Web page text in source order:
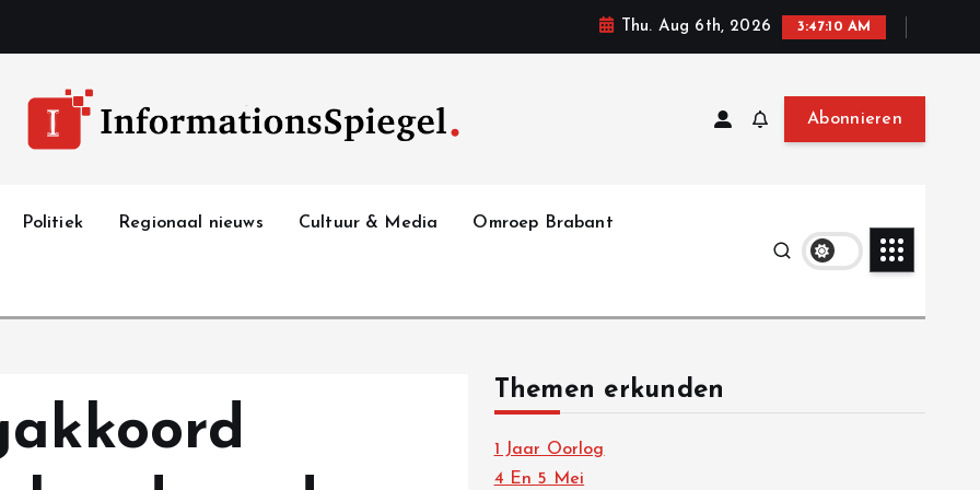
Thu. Aug 6th, 2026 3:47:11 AM
Abonnieren
Politiek Regionaal nieuws Cultuur & Media Omroep Brabant
Themen erkunden
1 Jaar Oorlog
4 En 5 Mei